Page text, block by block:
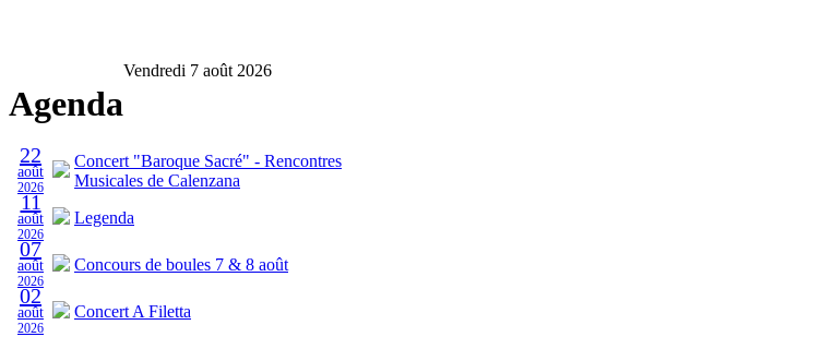
Agenda
Vendredi 7 août 2026
22
août
2026
Concert "Baroque Sacré" - Rencontres
Musicales de Calenzana
11
août
2026
Legenda
07
août
2026
Concours de boules 7 & 8 août
02
août
2026
Concert A Filetta